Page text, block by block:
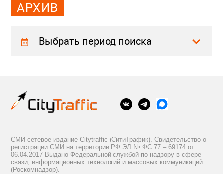
АРХИВ
Выбрать период поиска
СМИ сетевое издание Citytraffic (СитиТрафик). Свидетельство о
регистрации СМИ на территории РФ ЭЛ № ФС 77 – 69174 от
06.04.2017 Выдано Федеральной службой по надзору в сфере
связи, информационных технологий и массовых коммуникаций
(Роскомнадзор).